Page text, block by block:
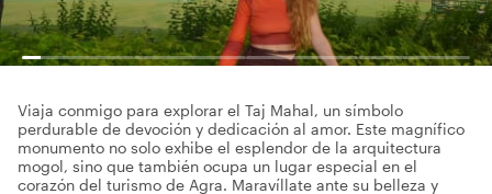
Viaja conmigo para explorar el Taj Mahal, un símbolo
perdurable de devoción y dedicación al amor. Este magnífico
monumento no solo exhibe el esplendor de la arquitectura
mogol, sino que también ocupa un lugar especial en el
corazón del turismo de Agra. Maravíllate ante su belleza y